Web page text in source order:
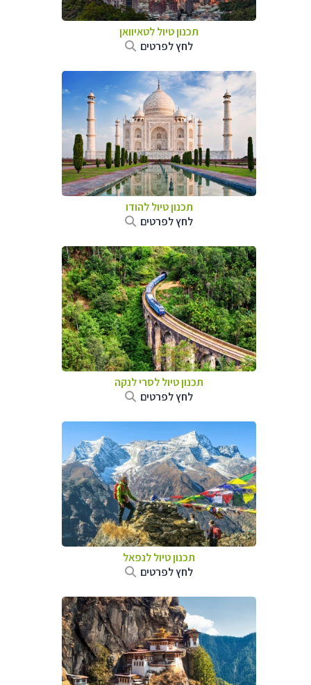
תכנון טיוללטאיוואן
לחץ לפרטים
תכנון טיוללהודו
לחץ לפרטים
תכנון טיוללסרי לנקה
לחץ לפרטים
תכנון טיול לנפאל
לחץ לפרטים